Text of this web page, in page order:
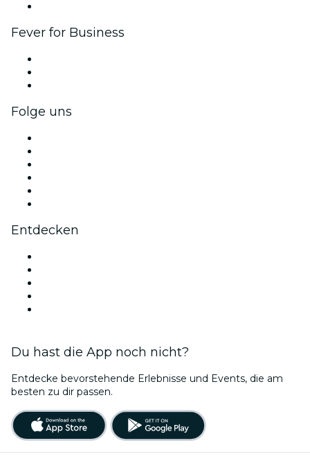
Fever for Business
Folge uns
Entdecken
Du hast die App noch nicht?
Entdecke bevorstehende Erlebnisse und Events, die am
besten zu dir passen.